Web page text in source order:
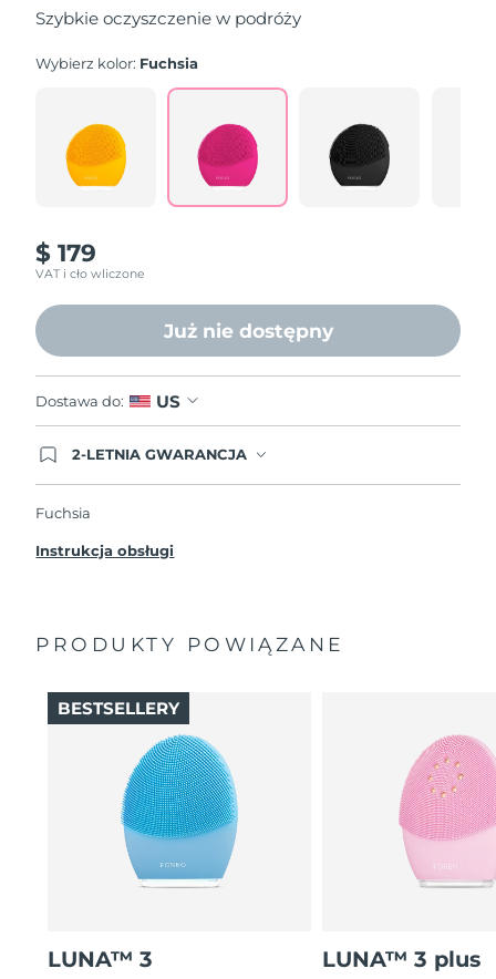
5
stars,
rating
Reviews.
Same
page
Szybkie oczyszczenie w podróży
Wybierz kolor: Fuchsia
$ 179
VAT i cło wliczone
Już nie dostępny
Dostawa do: US
2-LETNIA GWARANCJA
przypadku wystąpienia problemów w ciągu 2 lat
Fuchsia
Instrukcja obsługi
PRODUKTY POWIĄZANE
LUNA™ 3
BESTSELLERY
LUNA™ 3 plus